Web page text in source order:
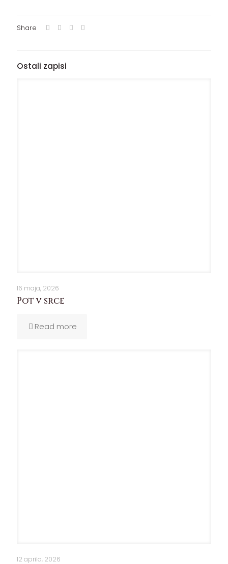
Share
Ostali zapisi
16 maja, 2026
Pot v srce
Read more
12 aprila, 2026